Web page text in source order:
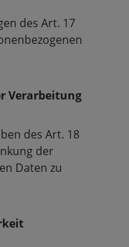
des Art. 17
Verarbeitung
des Art. 18
der
Daten zu